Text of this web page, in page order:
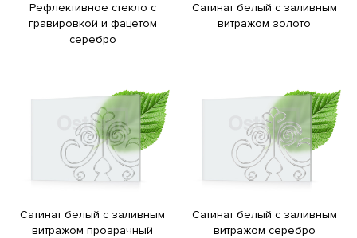
Рефлективное стекло с
гравировкой и фацетом
серебро
Сатинат белый с заливным
витражом золото
Сатинат белый с заливным
витражом прозрачный
Сатинат белый с заливным
витражом серебро